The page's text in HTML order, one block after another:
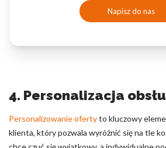
Napisz do nas
4. Personalizacja
Personalizowanie ofertyto kluczowy
klienta, który pozwala wyróżnić się na tle